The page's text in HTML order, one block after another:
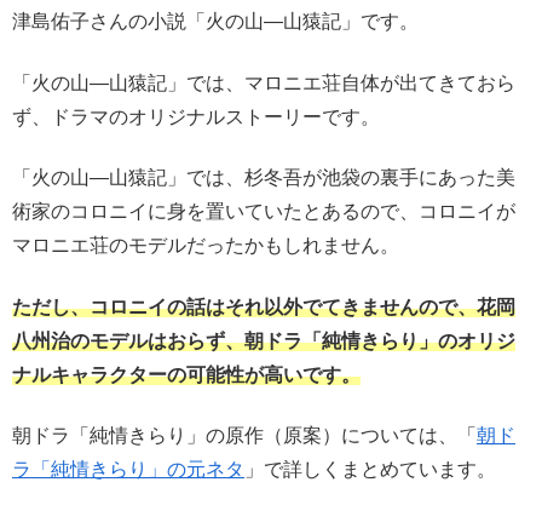
津島佑子さんの小説「火の山―山猿記」です。
「火の山―山猿記」では、マロニエ荘自体が出てきておら
ず、ドラマのオリジナルストーリーです。
「火の山―山猿記」では、杉冬吾が池袋の裏手にあった美
術家のコロニイに身を置いていたとあるので、コロニイが
マロニエ荘のモデルだったかもしれません。
ただし、コロニイの話はそれ以外でてきませんので、花岡
八州治のモデルはおらず、朝ドラ「純情きらり」のオリジ
ナルキャラクターの可能性が高いです。
朝ドラ「純情きらり」の原作（原案）については、「 朝ド
ラ「純情きらり」の元ネタ 」で詳しくまとめています。